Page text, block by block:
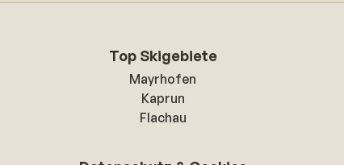
Top Skigebiete
Mayrhofen
Kaprun
Flachau